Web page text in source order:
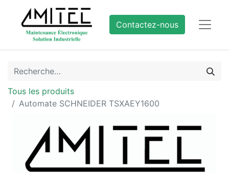
Contactez-nous
Tous les produits
Automate SCHNEIDER TSXAEY1600